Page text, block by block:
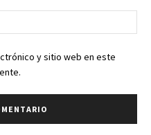
y sitio web en este